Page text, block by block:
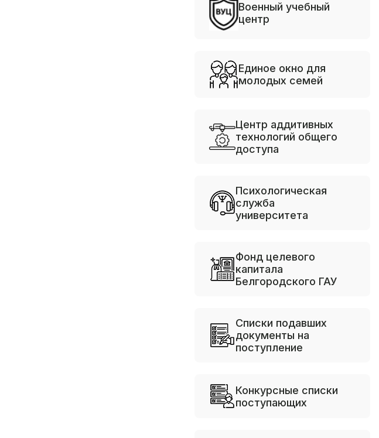
Военный учебный
центр
Единое окно для
молодых семей
Центр аддитивных
технологий общего
доступа
Психологическая
служба
университета
Фонд целевого
капитала
Белгородского ГАУ
Списки подавших
документы на
поступление
Конкурсные списки
поступающих